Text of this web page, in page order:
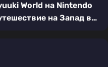
World на Nintendo
на Запад в